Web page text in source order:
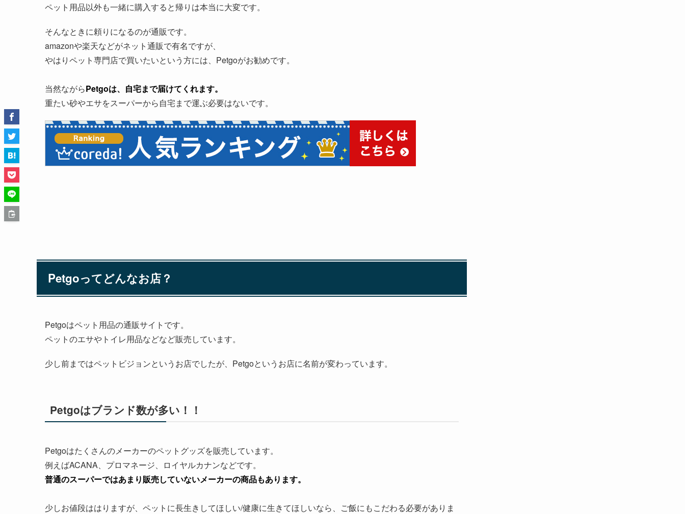
ペット用品以外も一緒に購入すると帰りは本当に大変です。
そんなときに頼りになるのが通販です。
amazonや楽天などがネット通販で有名ですが、
やはりペット専門店で買いたいという方には、Petgoがお勧めです。
当然ながらPetgoは、自宅まで届けてくれます。
重たい砂やエサをスーパーから自宅まで運ぶ必要はないです。
Petgoってどんなお店？
Petgoはペット用品の通販サイトです。
ペットのエサやトイレ用品などなど販売しています。
少し前まではペットビジョンというお店でしたが、Petgoというお店に名前が変わっています。
Petgoはブランド数が多い！！
Petgoはたくさんのメーカーのペットグッズを販売しています。
例えばACANA、プロマネージ、ロイヤルカナンなどです。
普通のスーパーではあまり販売していないメーカーの商品もあります。
少しお値段ははりますが、ペットに長生きしてほしい/健康に生きてほしいなら、ご飯にもこだわる必要がありま